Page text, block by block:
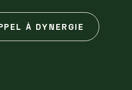
À DYNERGIE